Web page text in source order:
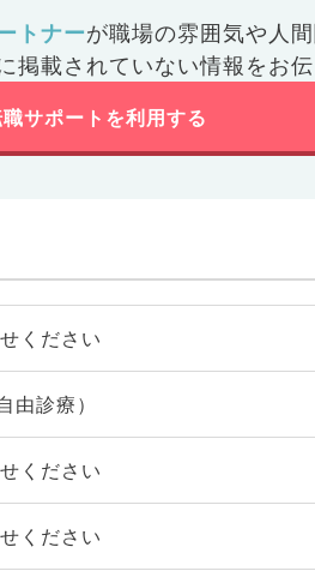
トナーが職場の雰囲気や人間
掲載されていない情報をお伝
サポートを利用する
ください
由診療）
ください
ください